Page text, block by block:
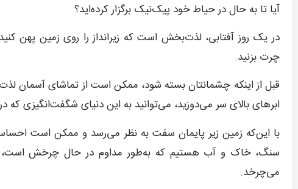
آیا تا به حال در حیاط خود پیک‌نیک برگزار کرده‌اید؟
در یک روز آفتابی، لذت‌بخش است که زیرانداز را روی زمین پهن
چرت بزنید.
قبل از اینکه چشمانتان بسته شود، ممکن است از تماشای آسمان
ابرهای بالای سر می‌دوزید، می‌توانید به این دنیای شگفت‌انگیزی که
با این‌که زمین زیر پایمان سفت به نظر می‌رسد و ممکن است
سنگ، خاک و آب هستیم که به‌طور مداوم در حال چرخش است،
می‌چرخد.